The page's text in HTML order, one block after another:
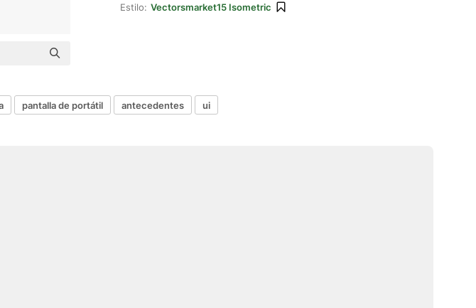
Estilo: Vectorsmarket15 Isometric
pantalla de portátil antecedentes ui